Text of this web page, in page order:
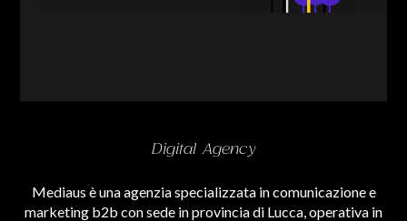
Digital Agency
Mediaus è una agenzia specializzata in comunicazione e
marketing b2b con sede in provincia di Lucca, operativa in